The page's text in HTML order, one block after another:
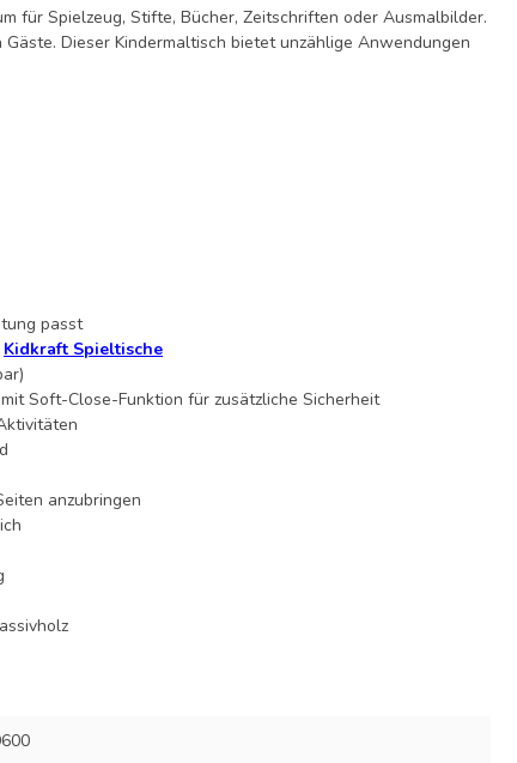
für Spielzeug, Stifte, Bücher, Zeitschriften oder Ausmalbilder.
Dieser Kindermaltisch bietet unzählige Anwendungen
passt
Kidkraft Spieltische
Soft-Close-Funktion für zusätzliche Sicherheit
anzubringen